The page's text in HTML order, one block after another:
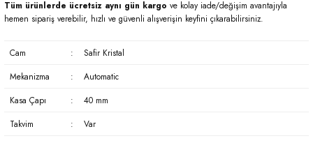
Tüm ürünlerde ücretsiz aynı gün kargo ve kolay iade/değişim avantajıyla
hemen sipariş verebilir, hızlı ve güvenli alışverişin keyfini çıkarabilirsiniz.
Cam :
Safir Kristal
Mekanizma
:
Automatic
Kasa Çapı
:
40 mm
Takvim
:
Var